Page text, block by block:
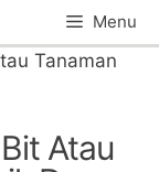
Menu
Tanaman
Atau